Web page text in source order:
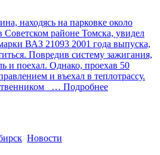
находясь на парковке около
районе Томска, увидел
ВАЗ 21093 2001 года выпуска,
Повредив систему зажигания,
и поехал. Однако, проехав 50
и въехал в теплотрассу.
… Подробнее
Новости